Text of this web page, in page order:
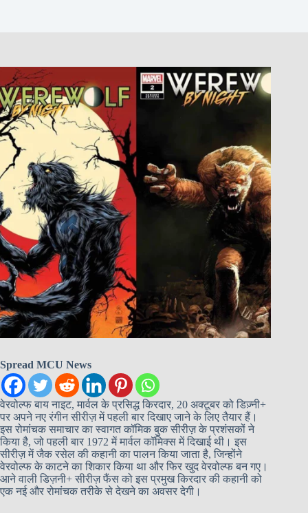
Spread MCU News
वेरवोल्फ बाय नाइट, मार्वल के प्रसिद्ध किरदार, 20 अक्टूबर को डिज़्नी+
पर अपने नए रंगीन सीरीज़ में पहली बार दिखाए जाने के लिए तैयार हैं।
इस रोमांचक समाचार का स्वागत कॉमिक बुक सीरीज़ के प्रशंसकों ने
किया है, जो पहली बार 1972 में मार्वल कॉमिक्स में दिखाई थी। इस
सीरीज़ में जैक रसेल की कहानी का पालन किया जाता है, जिन्होंने
वेरवोल्फ के काटने का शिकार किया था और फिर खुद वेरवोल्फ बन गए।
आने वाली डिज़नी+ सीरीज़ फैंस को इस प्रमुख किरदार की कहानी को
एक नई और रोमांचक तरीके से देखने का अवसर देगी।